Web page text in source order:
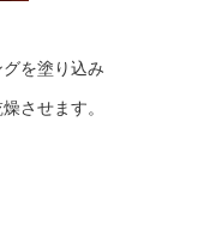
を塗り込み
させます。